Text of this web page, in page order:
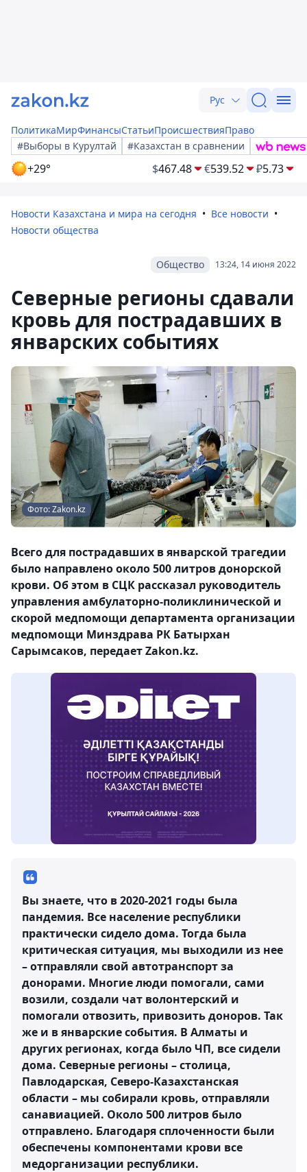
Рус
ПолитикаМирФинансыСтатьиПроисшествияПраво
#Выборы в Курултай
#Казахстан в сравнении
+29° $467.48 €539.52 ₽5.73
Новости Казахстана и мира на сегодня
Все новости
Новости общества
13:24, 14 июня 2022
Общество
Северные регионы сдавали
кровь для пострадавших в
январских событиях
Фото: Zakon.kz
Всего для пострадавших в январской трагедии
было направлено около 500 литров донорской
крови. Об этом в СЦК рассказал руководитель
управления амбулаторно-поликлинической и
скорой медпомощи департамента организации
медпомощи Минздрава РК Батырхан
Сарымсаков, передает Zakon.kz.
Вы знаете, что в 2020-2021 годы была
пандемия. Все население республики
практически сидело дома. Тогда была
критическая ситуация, мы выходили из нее
– отправляли свой автотранспорт за
донорами. Многие люди помогали, сами
возили, создали чат волонтерский и
помогали отвозить, привозить доноров. Так
же и в январские события. В Алматы и
других регионах, когда было ЧП, все сидели
дома. Северные регионы – столица,
Павлодарская, Северо-Казахстанская
области – мы собирали кровь, отправляли
санавиацией. Около 500 литров было
отправлено. Благодаря сплоченности были
обеспечены компонентами крови все
медорганизации республики.